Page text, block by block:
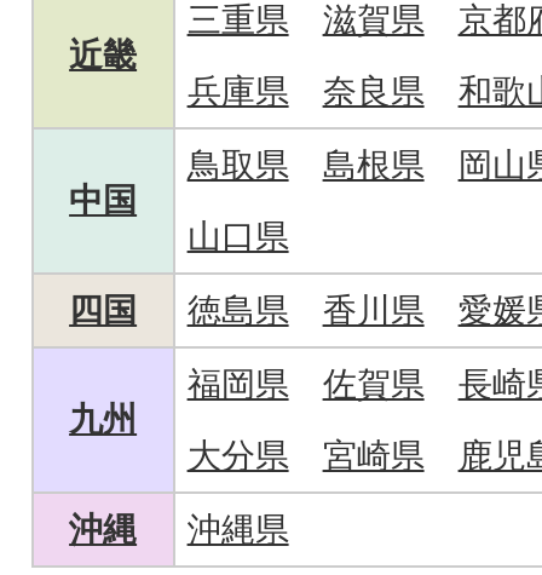
近畿
三重県 滋賀県
京都
兵庫県
奈良県 和歌
中国
鳥取県 島根県
岡山
山口県
四国
徳島県 香川県 愛媛
九州
福岡県 佐賀県
長崎
大分県
宮崎県
鹿児
沖縄
沖縄県